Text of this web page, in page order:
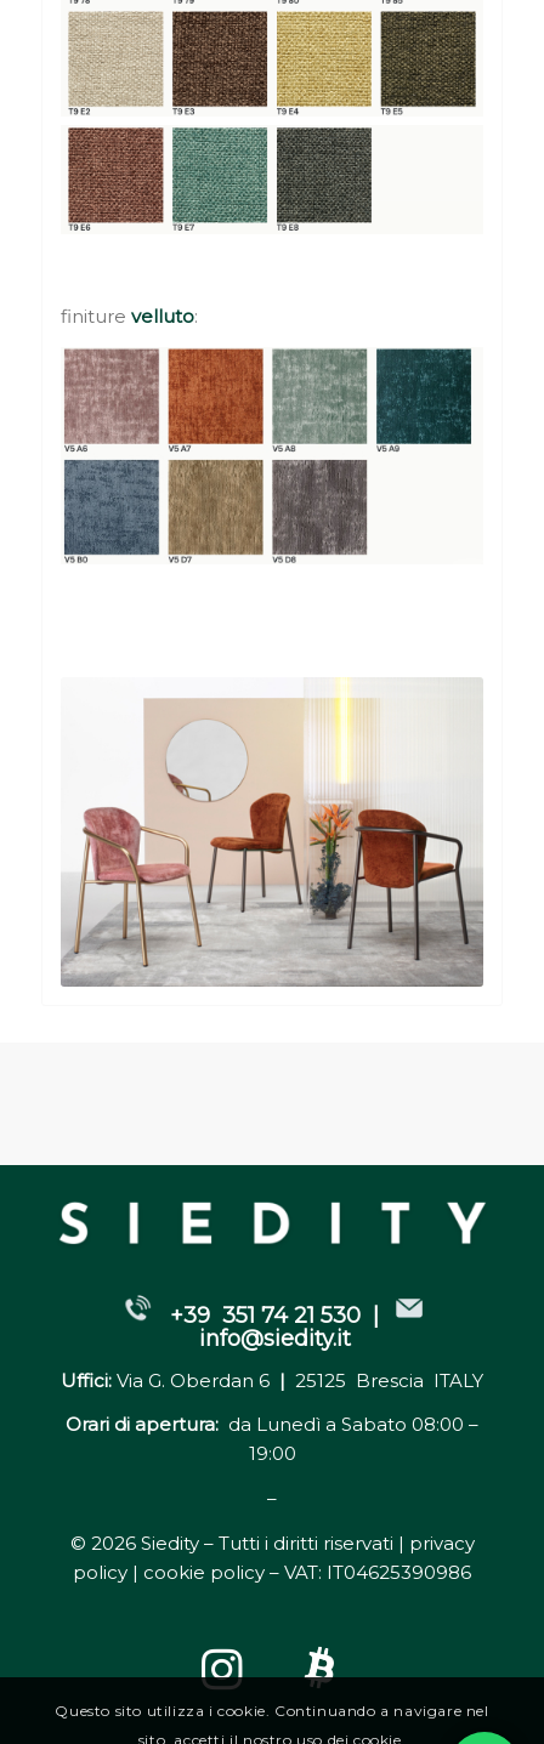
finiture velluto:
+39 351 74 21 530 |
info@siedity.it
Uffici: Via G. Oberdan 6 | 25125 Brescia ITALY
Orari di apertura: da Lunedì a Sabato 08:00 –
19:00
–
© 2026 Siedity – Tutti i diritti riservati | privacy
policy | cookie policy – VAT: IT04625390986
Questo sito utilizza i cookie. Continuando a navigare nel
sito, accetti il nostro uso dei cookie.